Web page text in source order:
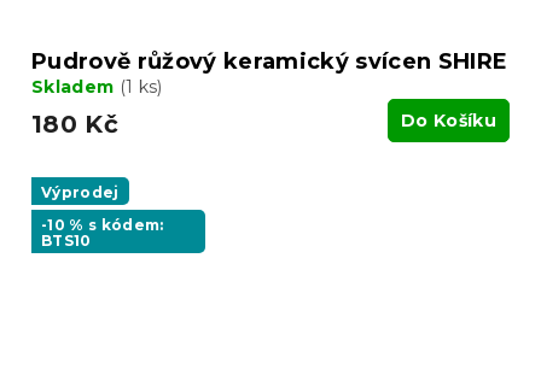
Pudrově růžový keramický svícen SHIRE
Skladem (1 ks)
180 Kč Do Košíku
Výprodej
-10 % s kódem:
BTS10